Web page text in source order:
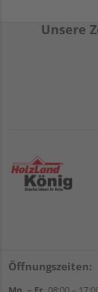
Unsere
Öffnungszeiten: